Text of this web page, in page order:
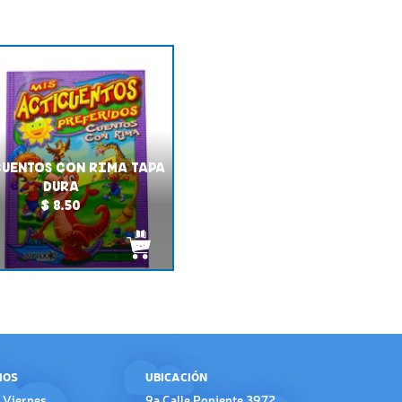
CON RIMA TAPA
DURA
$ 8.50
UBICACIÓN